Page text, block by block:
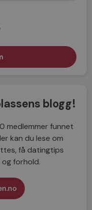
blogg!
medlemmer funnet
kan du lese om
få datingtips
forhold.